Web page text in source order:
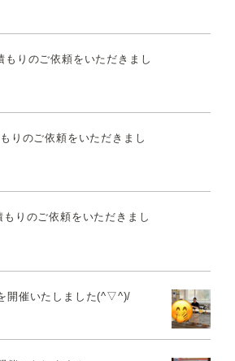
もりのご依頼をいただきまし
りのご依頼をいただきまし
りのご依頼をいただきまし
開催いたしました(^▽^)/